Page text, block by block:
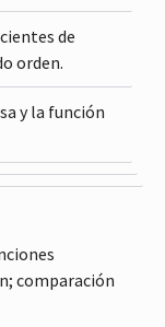
de
orden.
y la función
comparación